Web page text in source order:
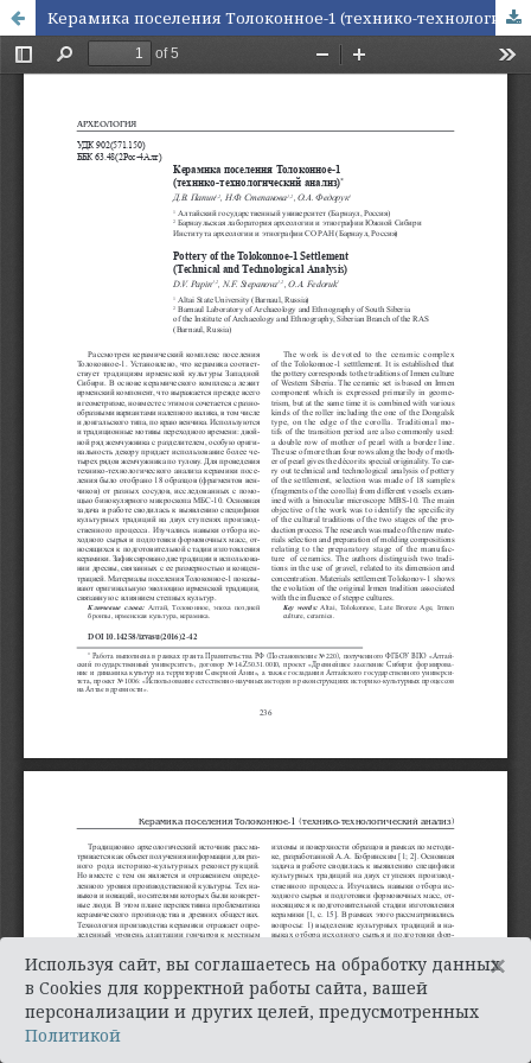
Керамика поселения Толоконное-1 (технико-технологический анализ)
Используя сайт, вы соглашаетесь на обработку данных
в Cookies для корректной работы сайта, вашей
персонализации и других целей, предусмотренных
Политикой
×